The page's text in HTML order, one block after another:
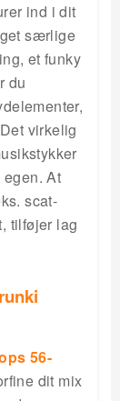
ind i dit
særlige
et funky
du
virkelig
At
scat-
tilføjer lag
56-
dit mix